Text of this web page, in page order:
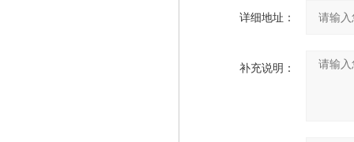
详细地址：
补充说明：